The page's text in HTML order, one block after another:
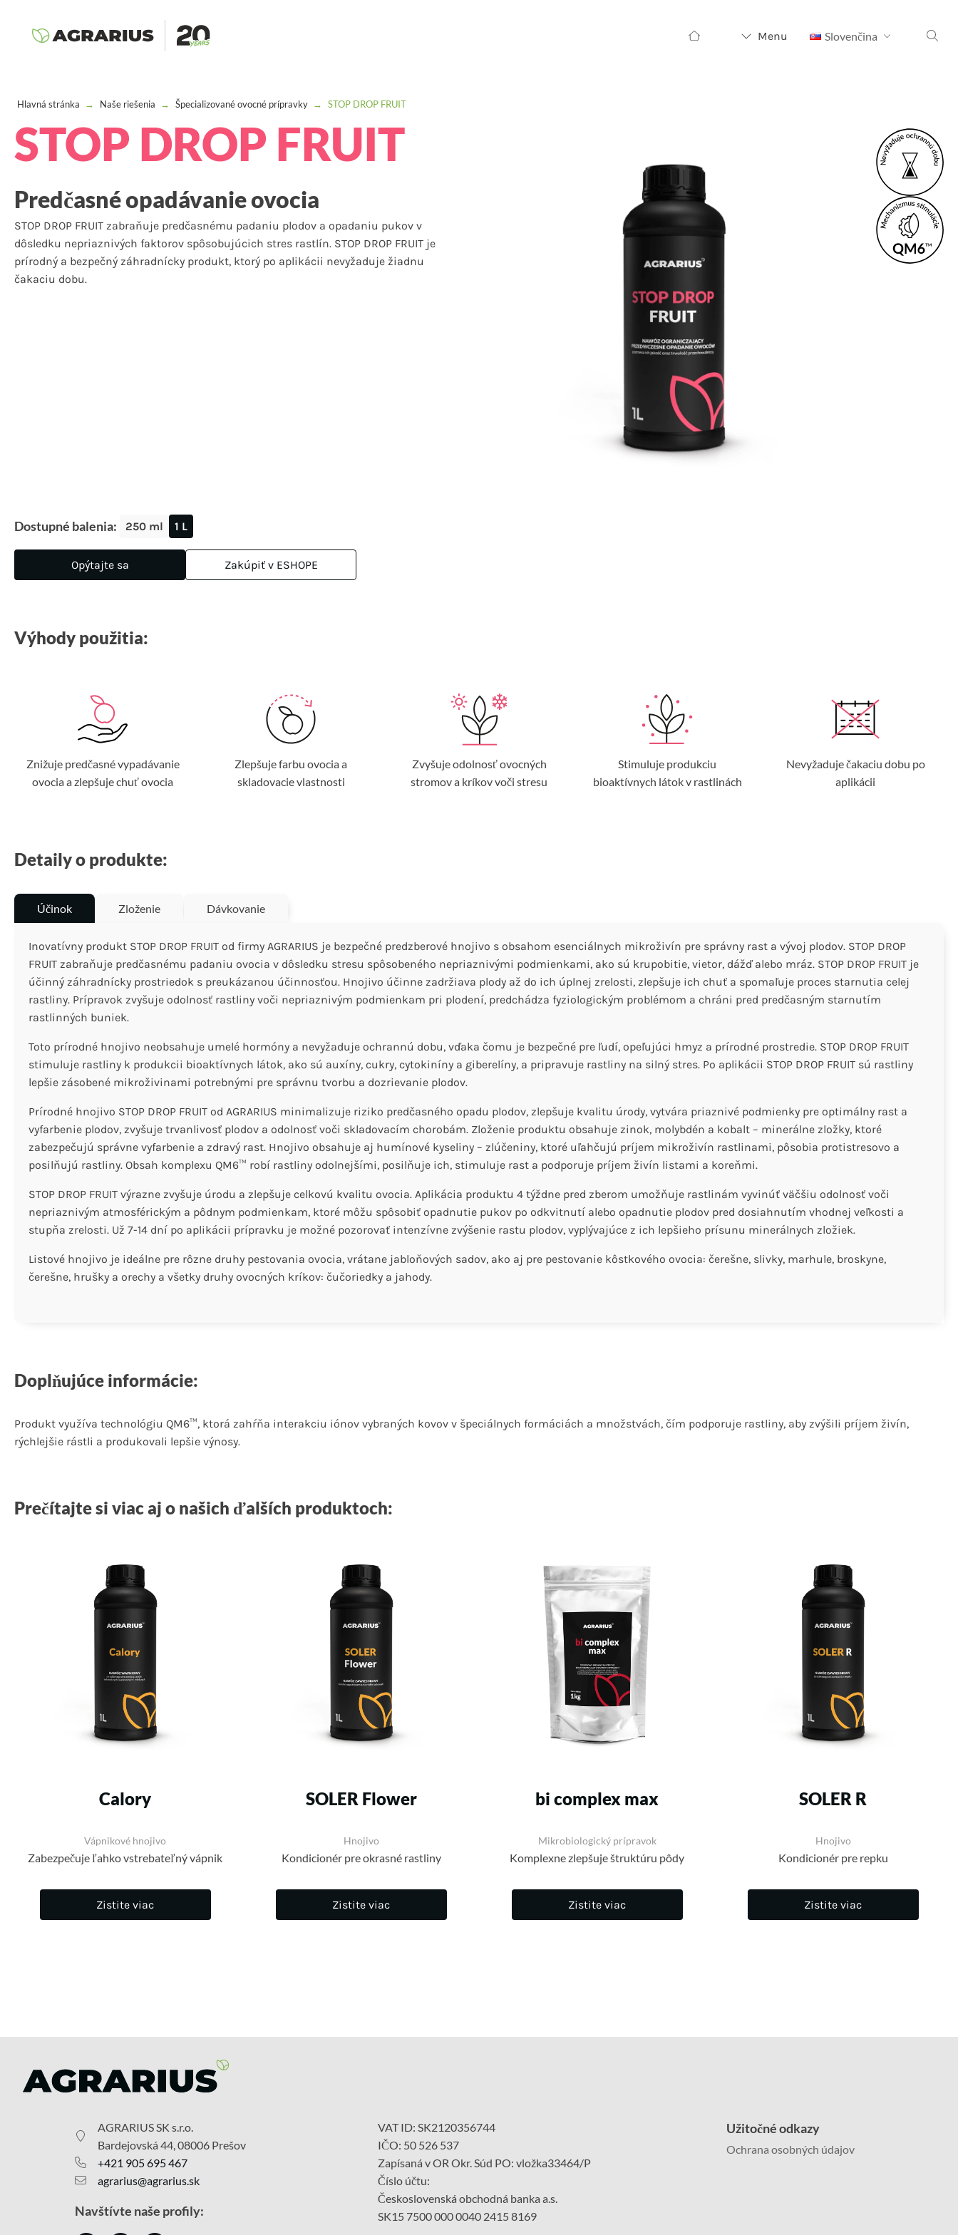
Menu Slovenčina Hľadať:
Hlavná stránka → Naše riešenia → Špecializované ovocné prípravky → STOP DROP FRUIT
STOP DROP FRUIT
Predčasné opadávanie ovocia
STOP DROP FRUIT zabraňuje predčasnému padaniu plodov a opadaniu pukov v
dôsledku nepriaznivých faktorov spôsobujúcich stres rastlín. STOP DROP FRUIT je
prírodný a bezpečný záhradnícky produkt, ktorý po aplikácii nevyžaduje žiadnu
čakaciu dobu.
Dostupné balenia: 250 ml 1 L
Opýtajte sa Zakúpiť v ESHOPE
Výhody použitia:
Znižuje predčasné vypadávanie
ovocia a zlepšuje chuť ovocia
Zlepšuje farbu ovocia a
skladovacie vlastnosti
Zvyšuje odolnosť ovocných
stromov a kríkov voči stresu
Stimuluje produkciu
bioaktívnych látok v rastlinách
Nevyžaduje čakaciu dobu po
aplikácii
Detaily o produkte:
Účinok Zloženie Dávkovanie
Inovatívny produkt STOP DROP FRUIT od firmy AGRARIUS je bezpečné predzberové hnojivo s obsahom esenciálnych mikroživín pre správny rast a vývoj plodov. STOP DROP
FRUIT zabraňuje predčasnému padaniu ovocia v dôsledku stresu spôsobeného nepriaznivými podmienkami, ako sú krupobitie, vietor, dážď alebo mráz. STOP DROP FRUIT je
účinný záhradnícky prostriedok s preukázanou účinnosťou. Hnojivo účinne zadržiava plody až do ich úplnej zrelosti, zlepšuje ich chuť a spomaľuje proces starnutia celej
rastliny. Prípravok zvyšuje odolnosť rastliny voči nepriaznivým podmienkam pri plodení, predchádza fyziologickým problémom a chráni pred predčasným starnutím
rastlinných buniek.
Toto prírodné hnojivo neobsahuje umelé hormóny a nevyžaduje ochrannú dobu, vďaka čomu je bezpečné pre ľudí, opeľujúci hmyz a prírodné prostredie. STOP DROP FRUIT
stimuluje rastliny k produkcii bioaktívnych látok, ako sú auxíny, cukry, cytokiníny a giberelíny, a pripravuje rastliny na silný stres. Po aplikácii STOP DROP FRUIT sú rastliny
lepšie zásobené mikroživinami potrebnými pre správnu tvorbu a dozrievanie plodov.
Prírodné hnojivo STOP DROP FRUIT od AGRARIUS minimalizuje riziko predčasného opadu plodov, zlepšuje kvalitu úrody, vytvára priaznivé podmienky pre optimálny rast a
vyfarbenie plodov, zvyšuje trvanlivosť plodov a odolnosť voči skladovacím chorobám. Zloženie produktu obsahuje zinok, molybdén a kobalt – minerálne zložky, ktoré
zabezpečujú správne vyfarbenie a zdravý rast. Hnojivo obsahuje aj humínové kyseliny – zlúčeniny, ktoré uľahčujú príjem mikroživín rastlinami, pôsobia protistresovo a
posilňujú rastliny. Obsah komplexu QM6™ robí rastliny odolnejšími, posilňuje ich, stimuluje rast a podporuje príjem živín listami a koreňmi.
STOP DROP FRUIT výrazne zvyšuje úrodu a zlepšuje celkovú kvalitu ovocia. Aplikácia produktu 4 týždne pred zberom umožňuje rastlinám vyvinúť väčšiu odolnosť voči
nepriaznivým atmosférickým a pôdnym podmienkam, ktoré môžu spôsobiť opadnutie pukov po odkvitnutí alebo opadnutie plodov pred dosiahnutím vhodnej veľkosti a
stupňa zrelosti. Už 7-14 dní po aplikácii prípravku je možné pozorovať intenzívne zvýšenie rastu plodov, vyplývajúce z ich lepšieho prísunu minerálnych zložiek.
Listové hnojivo je ideálne pre rôzne druhy pestovania ovocia, vrátane jabloňových sadov, ako aj pre pestovanie kôstkového ovocia: čerešne, slivky, marhule, broskyne,
čerešne, hrušky a orechy a všetky druhy ovocných kríkov: čučoriedky a jahody.
Doplňujúce informácie:
Produkt využíva technológiu QM6™, ktorá zahŕňa interakciu iónov vybraných kovov v špeciálnych formáciách a množstvách, čím podporuje rastliny, aby zvýšili príjem živín,
rýchlejšie rástli a produkovali lepšie výnosy.
Prečítajte si viac aj o našich ďalších produktoch:
Calory
Vápnikové hnojivo
Zabezpečuje ľahko vstrebateľný vápnik
Zistite viac
SOLER Flower
Hnojivo
Kondicionér pre okrasné rastliny
Zistite viac
bi complex max
Mikrobiologický prípravok
Komplexne zlepšuje štruktúru pôdy
Zistite viac
SOLER R
Hnojivo
Kondicionér pre repku
Zistite viac
AGRARIUS SK s.r.o.
Bardejovská 44, 08006 Prešov
+421 905 695 467
agrarius@agrarius.sk
Navštívte naše profily:
VAT ID: SK2120356744
IČO: 50 526 537
Zapísaná v OR Okr. Súd PO: vložka33464/P
Číslo účtu:
Československá obchodná banka a.s.
SK15 7500 000 0040 2415 8169
Užitočné odkazy
Ochrana osobných údajov